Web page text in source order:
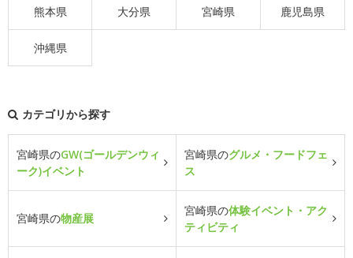
熊本県 大分県 宮崎県 鹿児島県
沖縄県
カテゴリから探す
宮崎県のGW(ゴールデンウィ
ーク)イベント
宮崎県のグルメ・フードフェ
ス
宮崎県の物産展
宮崎県の体験イベント・アク
ティビティ